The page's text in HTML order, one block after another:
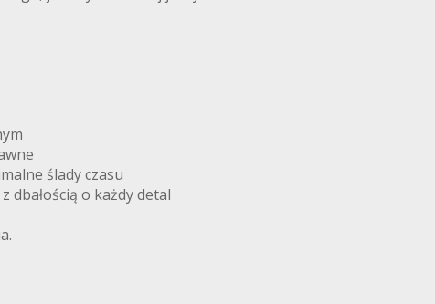
ślady czasu
dbałością o każdy detal